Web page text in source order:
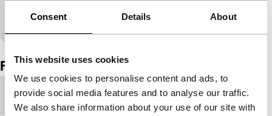
Consent Details About
This website uses cookies
We use cookies to personalise content and ads, to
provide social media features and to analyse our traffic.
We also share information about your use of our site with
Film details
Productieland Italië